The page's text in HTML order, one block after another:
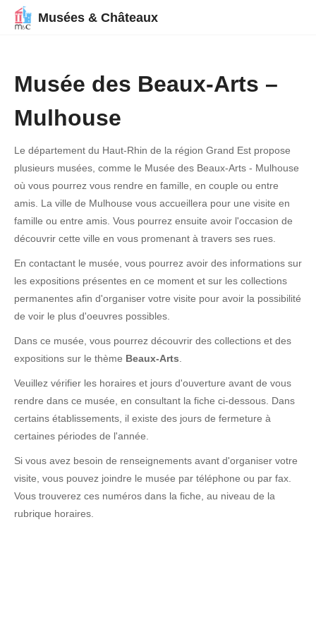
Musées & Châteaux
Musée des Beaux-Arts –
Mulhouse
Le département du Haut-Rhin de la région Grand Est propose
plusieurs musées, comme le Musée des Beaux-Arts - Mulhouse
où vous pourrez vous rendre en famille, en couple ou entre
amis. La ville de Mulhouse vous accueillera pour une visite en
famille ou entre amis. Vous pourrez ensuite avoir l'occasion de
découvrir cette ville en vous promenant à travers ses rues.
En contactant le musée, vous pourrez avoir des informations sur
les expositions présentes en ce moment et sur les collections
permanentes afin d'organiser votre visite pour avoir la possibilité
de voir le plus d'oeuvres possibles.
Dans ce musée, vous pourrez découvrir des collections et des
expositions sur le thème Beaux-Arts
Veuillez vérifier les horaires et jours d'ouverture avant de vous
rendre dans ce musée, en consultant la fiche ci-dessous. Dans
certains établissements, il existe des jours de fermeture à
certaines périodes de l'année.
Si vous avez besoin de renseignements avant d'organiser votre
visite, vous pouvez joindre le musée par téléphone ou par fax.
Vous trouverez ces numéros dans la fiche, au niveau de la
rubrique horaires.